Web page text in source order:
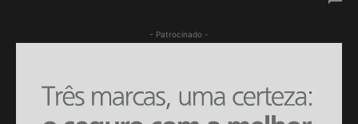
- Patrocinado -